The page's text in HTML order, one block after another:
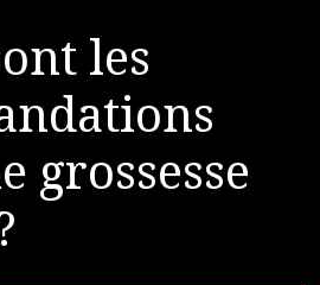
les
grossesse